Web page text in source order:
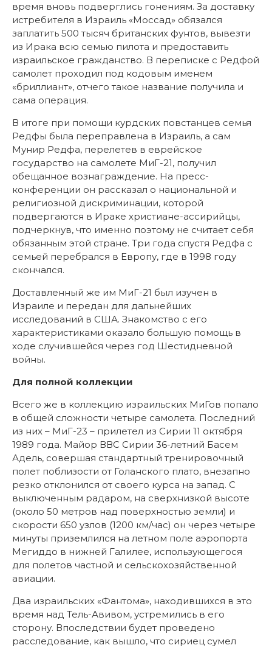
время вновь подверглись гонениям. За доставку
истребителя в Израиль «Моссад» обязался
заплатить 500 тысяч британских фунтов, вывезти
из Ирака всю семью пилота и предоставить
израильское гражданство. В переписке с Редфой
самолет проходил под кодовым именем
«бриллиант», отчего такое название получила и
сама операция.
В итоге при помощи курдских повстанцев семья
Редфы была переправлена в Израиль, а сам
Мунир Редфа, перелетев в еврейское
государство на самолете МиГ-21, получил
обещанное вознаграждение. На пресс-
конференции он рассказал о национальной и
религиозной дискриминации, которой
подвергаются в Ираке христиане-ассирийцы,
подчеркнув, что именно поэтому не считает себя
обязанным этой стране. Три года спустя Редфа с
семьей перебрался в Европу, где в 1998 году
скончался.
Доставленный же им МиГ-21 был изучен в
Израиле и передан для дальнейших
исследований в США. Знакомство с его
характеристиками оказало большую помощь в
ходе случившейся через год Шестидневной
войны.
Для полной коллекции
Всего же в коллекцию израильских МиГов попало
в общей сложности четыре самолета. Последний
из них – МиГ-23 – прилетел из Сирии 11 октября
1989 года. Майор ВВС Сирии 36-летний Басем
Адель, совершая стандартный тренировочный
полет поблизости от Голанского плато, внезапно
резко отклонился от своего курса на запад. С
выключенным радаром, на сверхнизкой высоте
(около 50 метров над поверхностью земли) и
скорости 650 узлов (1200 км/час) он через четыре
минуты приземлился на летном поле аэропорта
Мегиддо в нижней Галилее, использующегося
для полетов частной и сельскохозяйственной
авиации.
Два израильских «Фантома», находившихся в это
время над Тель-Авивом, устремились в его
сторону. Впоследствии будет проведено
расследование, как вышло, что сириец сумел